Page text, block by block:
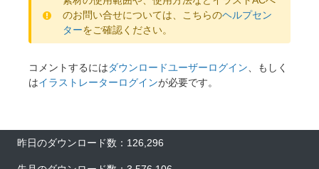
のお問い合せについては、こちらのヘルプセン
ターをご確認ください。
コメントするにはダウンロードユーザーログイン、もしく
はイラストレーターログインが必要です。
昨日のダウンロード数：126,296